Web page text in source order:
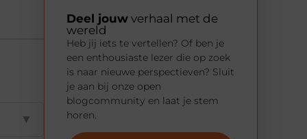
▼
Deel jouw verhaal met de
wereld
Heb jij iets te vertellen? Of ben je
een enthousiaste lezer die op zoek
is naar nieuwe perspectieven? Sluit
je aan bij onze open
blogcommunity en laat je stem
horen.